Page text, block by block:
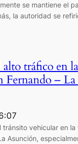
se mantiene el
la autoridad se
alto tráfico en
Fernando –
tránsito vehicular en la
Asunción,